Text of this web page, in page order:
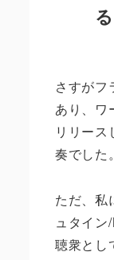
さすがフ
あり、ワ
リリー
奏でした。
ただ、私
ュタイ
聴衆とし